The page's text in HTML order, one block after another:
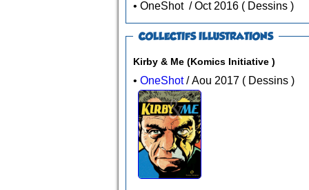
• OneShot / Oct 2016 ( Dessins )
COLLECTIFS ILLUSTRATIONS
Kirby & Me (Komics Initiative )
• OneShot / Aou 2017 ( Dessins )